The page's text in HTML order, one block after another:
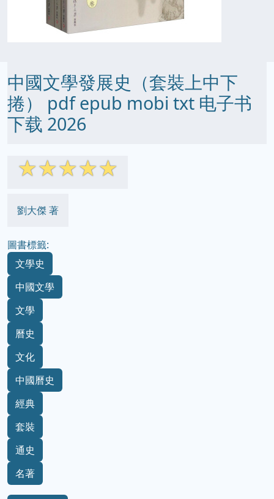
中國文學發展史（套裝上中下
捲） pdf epub mobi txt 电子书
下载 2026
☆☆☆☆☆
劉大傑 著
圖書標籤:
文學史
中國文學
文學
曆史
文化
中國曆史
經典
套裝
通史
名著